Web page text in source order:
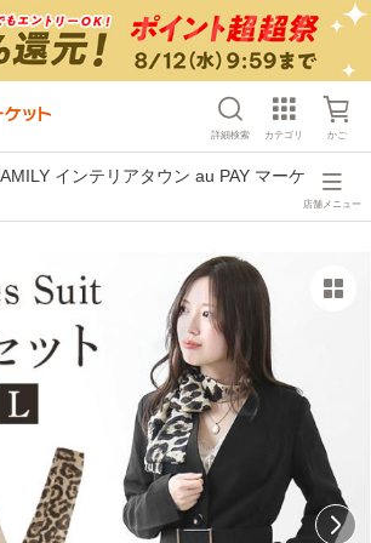
詳細検索 カテゴリ かご
インテリアタウン au PAY マーケ
店舗メニュー